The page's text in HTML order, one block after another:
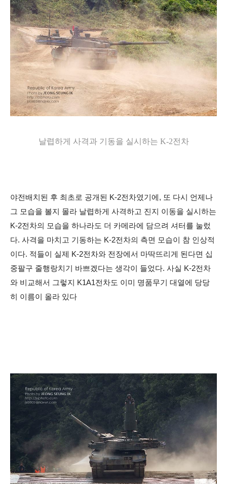
날렵하게 사격과 기동을 실시하는 K-2전차
야전배치된 후 최초로 공개된 K-2전차였기에, 또 다시 언제나
그 모습을 볼지 몰라 날렵하게 사격하고 진지 이동을 실시하는
K-2전차의 모습을 하나라도 더 카메라에 담으려 셔터를 눌렀
다. 사격을 마치고 기동하는 K-2전차의 측면 모습이 참 인상적
이다. 적들이 실제 K-2전차와 전장에서 마딱뜨리게 된다면 십
중팔구 줄행랑치기 바쁘겠다는 생각이 들었다. 사실 K-2전차
와 비교해서 그렇지 K1A1전차도 이미 명품무기 대열에 당당
히 이름이 올라 있다